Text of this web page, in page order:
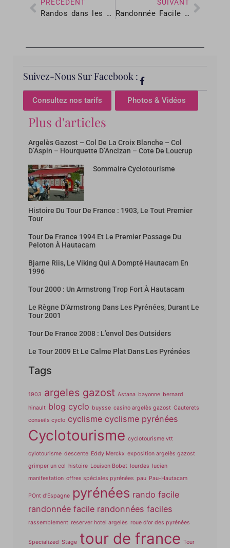
PRÉCÉDENT
Randos dans les Pyrénées
SUIVANT
Randonnée Facile : La Baronnie des Angles
Suivez-Nous Sur Facebook :
Consultez nos tarifs Photos & Vidéos
Plus d'articles
Argelès Gazost – Col De La Croix Blanche – Col
D’Aspin – Hourquette D’Ancizan – Cote De Loucrup
Sommaire Cyclotourisme
Histoire Du Tour De France : 1903, Le Tout Premier
Tour
Tour De France 1994 Et Le Premier Passage Du
Peloton À Hautacam
Bjarne Riis, Le Viking Qui A Dompté Hautacam En
1996
Tour 2000 : Un Armstrong Trop Fort À Hautacam
Le Règne D’Armstrong Dans Les Pyrénées, Durant Le
Tour 2001
Tour De France 2008 : L’envol Des Outsiders
Le Tour 2009 Et Le Calme Plat Dans Les Pyrénées
Tags
1903 argeles gazost Astana bayonne bernard
hinault blog cyclo buysse casino argelès gazost Cauterets
conseils cyclo cyclisme cyclisme pyrénées
Cyclotourisme cyclotourisme vtt
cylotourisme descente Eddy Merckx exposition argelès gazost
grimper un col histoire Louison Bobet lourdes lucien
manifestation offres spéciales pyrénées pau Pau-Hautacam
POnt d'Espagne pyrénées rando facile
randonnée facile randonnées faciles
rassemblement reserver hotel argelès roue d'or des pyrénées
Specialized Stage tour de france Tour